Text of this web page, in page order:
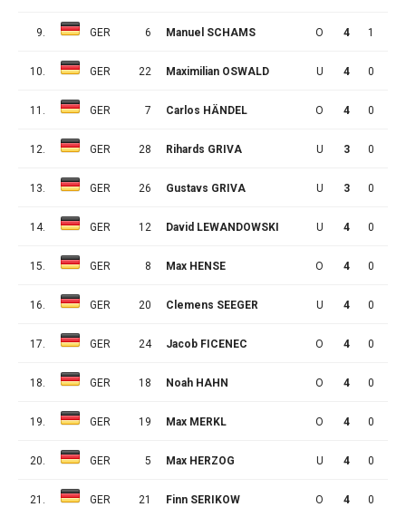
9. GER 6 Manuel SCHAMS O 4 1
10. GER 22 Maximilian OSWALD U 4 0
11. GER 7 Carlos HÄNDEL O 4 0
12. GER 28 Rihards GRIVA U 3 0
13. GER 26 Gustavs GRIVA U 3 0
14. GER 12 David LEWANDOWSKI U 4 0
15. GER 8 Max HENSE O 4 0
16. GER 20 Clemens SEEGER U 4 0
17. GER 24 Jacob FICENEC O 4 0
18. GER 18 Noah HAHN O 4 0
19. GER 19 Max MERKL O 4 0
20. GER 5 Max HERZOG U 4 0
21. GER 21 Finn SERIKOW O 4 0